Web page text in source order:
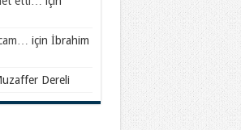
için İbrahim
Dereli